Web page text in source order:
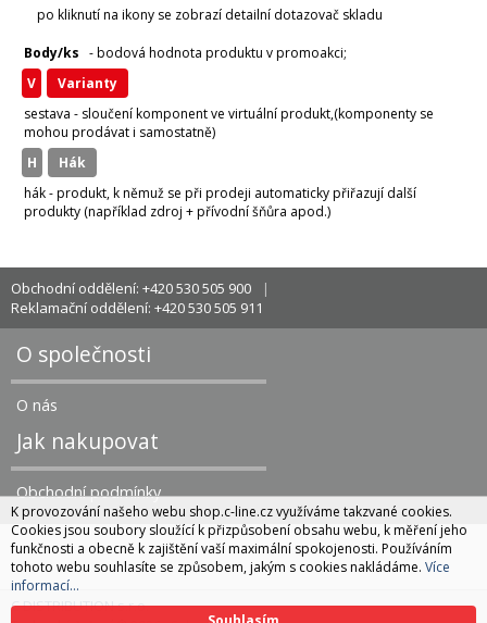
po kliknutí na ikony se zobrazí detailní dotazovač skladu
Body/ks - bodová hodnota produktu v promoakci;
v
varianty
sestava - sloučení komponent ve virtuální produkt,(komponenty se
mohou prodávat i samostatně)
H
hák
hák - produkt, k němuž se při prodeji automaticky přiřazují další
produkty (například zdroj + přívodní šňůra apod.)
Obchodní oddělení: +420 530 505 900
Reklamační oddělení: +420 530 505 911
O společnosti
O nás
Jak nakupovat
Obchodní podmínky
C DISTRIBUTION s.r.o.
K provozování našeho webu shop.c-line.cz využíváme takzvané cookies.
Cookies jsou soubory sloužící k přizpůsobení obsahu webu, k měření jeho
funkčnosti a obecně k zajištění vaší maximální spokojenosti. Používáním
tohoto webu souhlasíte se způsobem, jakým s cookies nakládáme. Více
informací...